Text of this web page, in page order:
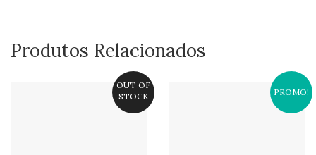
Produtos Relacionados
OUT OF
STOCK
PROMO!